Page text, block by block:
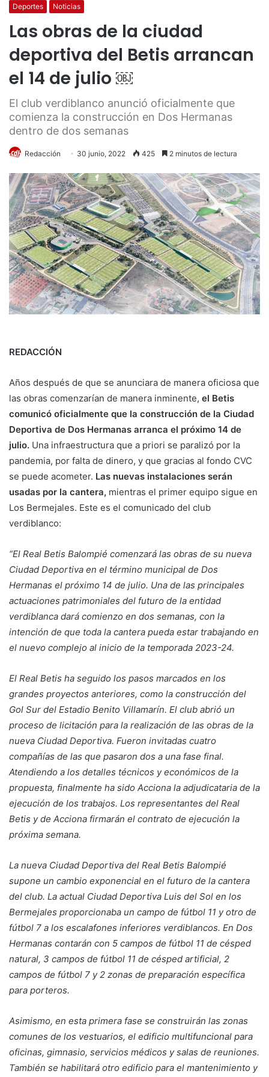
Deportes Noticias
Las obras de la ciudad
deportiva del Betis arrancan
el 14 de julio ￼
El club verdiblanco anunció oficialmente que
comienza la construcción en Dos Hermanas
dentro de dos semanas
Redacción 30 junio, 2022 425 2 minutos de lectura
REDACCIÓN
Años después de que se anunciara de manera oficiosa que
las obras comenzarían de manera inminente, el Betis
comunicó oficialmente que la construcción de la Ciudad
Deportiva de Dos Hermanas arranca el próximo 14 de
julio. Una infraestructura que a priori se paralizó por la
pandemia, por falta de dinero, y que gracias al fondo CVC
se puede acometer. Las nuevas instalaciones serán
usadas por la cantera, mientras el primer equipo sigue en
Los Bermejales. Este es el comunicado del club
verdiblanco:
“El Real Betis Balompié comenzará las obras de su nueva
Ciudad Deportiva en el término municipal de Dos
Hermanas el próximo 14 de julio. Una de las principales
actuaciones patrimoniales del futuro de la entidad
verdiblanca dará comienzo en dos semanas, con la
intención de que toda la cantera pueda estar trabajando en
el nuevo complejo al inicio de la temporada 2023-24.
El Real Betis ha seguido los pasos marcados en los
grandes proyectos anteriores, como la construcción del
Gol Sur del Estadio Benito Villamarín. El club abrió un
proceso de licitación para la realización de las obras de la
nueva Ciudad Deportiva. Fueron invitadas cuatro
compañías de las que pasaron dos a una fase final.
Atendiendo a los detalles técnicos y económicos de la
propuesta, finalmente ha sido Acciona la adjudicataria de la
ejecución de los trabajos. Los representantes del Real
Betis y de Acciona firmarán el contrato de ejecución la
próxima semana.
La nueva Ciudad Deportiva del Real Betis Balompié
supone un cambio exponencial en el futuro de la cantera
del club. La actual Ciudad Deportiva Luis del Sol en los
Bermejales proporcionaba un campo de fútbol 11 y otro de
fútbol 7 a los escalafones inferiores verdiblancos. En Dos
Hermanas contarán con 5 campos de fútbol 11 de césped
natural, 3 campos de fútbol 11 de césped artificial, 2
campos de fútbol 7 y 2 zonas de preparación específica
para porteros.
Asimismo, en esta primera fase se construirán las zonas
comunes de los vestuarios, el edificio multifuncional para
oficinas, gimnasio, servicios médicos y salas de reuniones.
También se habilitará otro edificio para el mantenimiento y